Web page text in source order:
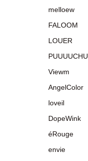
melloew
FALOOM
LOUER
PUUUUCHU
Viewm
AngelColor
loveil
DopeWink
éRouge
envie